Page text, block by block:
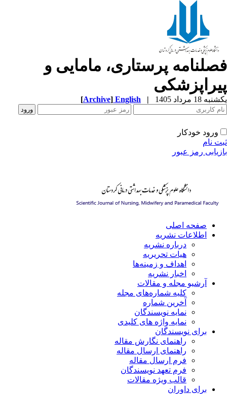
پرستاری، مامایی و
18 مرداد 1405 |
English
[Archive]
ورود خودکار
نام
رمز عبور
صفحه اصلی
اطلاعات نشریه
درباره نشریه
هیات تحریریه
اهداف و زمینه‌ها
اخبار نشریه
آرشیو مجله و مقالات
کلیه شماره‌های مجله
آخرین شماره
نمایه نویسندگان
نمایه واژه های کلیدی
برای نویسندگان
راهنمای نگارش مقاله
راهنمای ارسال مقاله
فرم ارسال مقاله
فرم تعهد نویسندگان
قالب ویژه مقالات
برای داوران